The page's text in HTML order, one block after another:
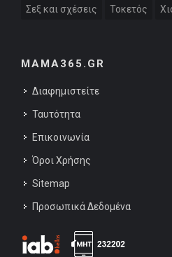
Σεξ και σχέσεις Τοκετός
MAMA365.GR
Διαφημιστείτε
Ταυτότητα
Επικοινωνία
Όροι Χρήσης
Sitemap
Προσωπικά Δεδομένα